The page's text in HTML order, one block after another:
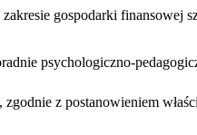
gospodarki finansowej
psychologiczno-
z postanowieniem